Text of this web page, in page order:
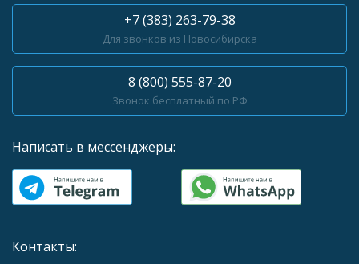
+7 (383) 263-79-38
Для звонков из Новосибирска
8 (800) 555-87-20
Звонок бесплатный по РФ
Написать в мессенджеры:
Контакты: